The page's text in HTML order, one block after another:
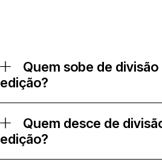
Quem sobe de divisão
edição?
Quem desce de
edição?